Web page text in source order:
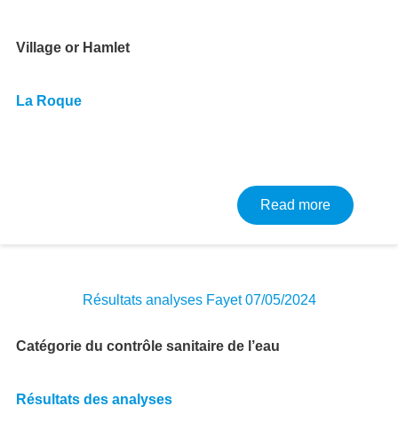
Village or Hamlet
La Roque
Read moreabout
Résultats analyses Fayet 07/05/2024
Catégorie du contrôle sanitaire de l’eau
Résultats des analyses